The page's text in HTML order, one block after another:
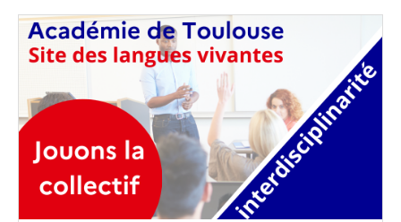
Image
de
couverture
(conseillée)